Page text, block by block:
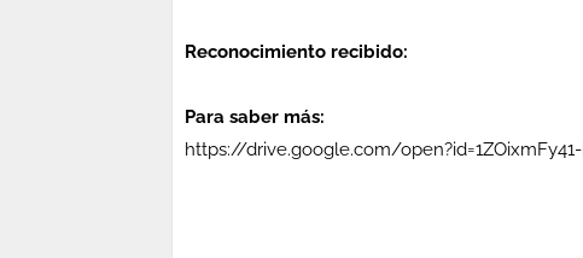
Reconocimiento recibido:
Para saber más:
https://drive.google.com/